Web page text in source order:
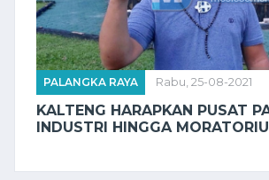
PALANGKA RAYA Rabu, 25-08-2021
KALTENG HARAPKAN PUSAT
INDUSTRI HINGGA